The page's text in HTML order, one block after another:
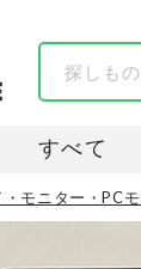
すべて
モニター・PC